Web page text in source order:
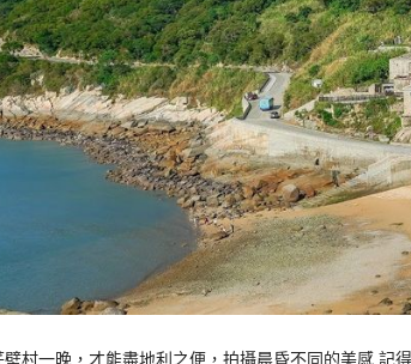
村一晚，才能盡地利之便，拍攝晨昏不同的美感 記